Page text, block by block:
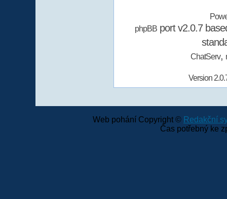
phpBBport v2.0.7
ChatServ,
Version
Web pohání Copyright © Redakční
Čas potřebný ke